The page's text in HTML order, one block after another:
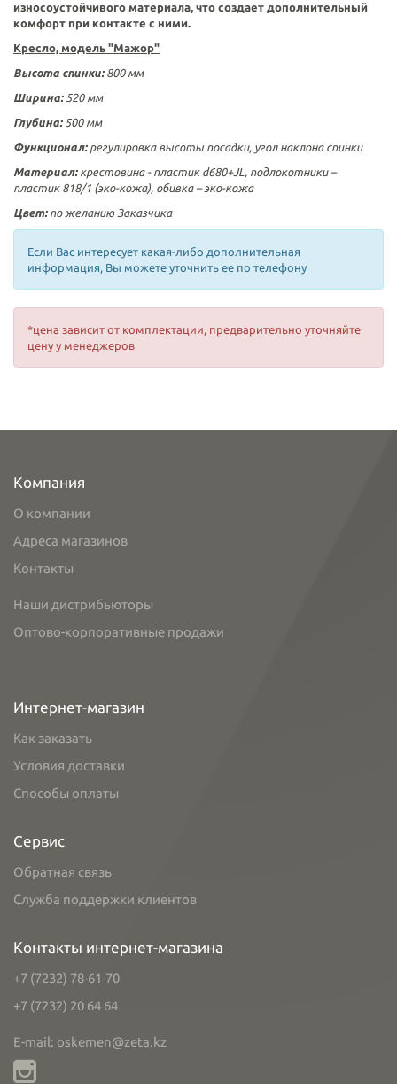
износоустойчивого материала, что создает дополнительный
комфорт при контакте с ними.
Кресло, модель "Мажор"
Высота спинки: 800 мм
Ширина: 520 мм
Глубина: 500 мм
Функционал:регулировка высоты посадки, угол наклона спинки
Материал: крестовина - пластик d680+JL, подлокотники –
пластик 818/1 (эко-кожа), обивка – эко-кожа
Цвет: по желанию Заказчика
Если Вас интересует какая-либо дополнительная
информация, Вы можете уточнить ее по телефону
*цена зависит от комплектации, предварительно уточняйте
цену у менеджеров
Компания
О компании
Адреса магазинов
Контакты
Наши дистрибьюторы
Оптово-корпоративные продажи
Интернет-магазин
Как заказать
Условия доставки
Способы оплаты
Сервис
Обратная связь
Служба поддержки клиентов
Контакты интернет-магазина
+7 (7232) 78-61-70
+7 (7232) 20 64 64
E-mail: oskemen@zeta.kz